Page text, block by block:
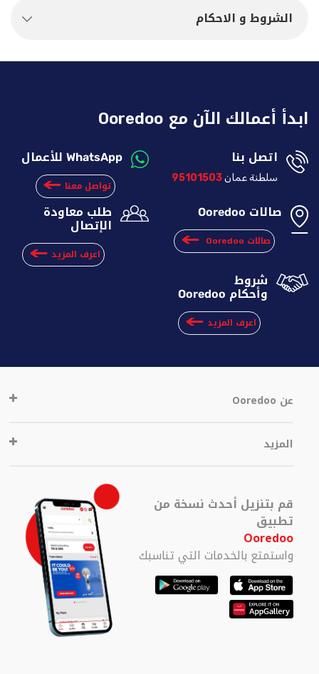
الشروط و الاحكام
ابدأ أعمالك الآن مع Ooredoo
اتصل بنا
سلطنة عمان95101503
WhatsApp للأعمال
تواصل معنا
صالات Ooredoo
صالات Ooredoo
طلب معاودة
الإتصال
اعرف المزيد
شروط
وأحكام Ooredoo
اعرف المزيد
عن Ooredoo
المزيد
قم بتنزيل أحدث نسخة من
تطبيق
Ooredoo
واستمتع بالخدمات التي تناسبك